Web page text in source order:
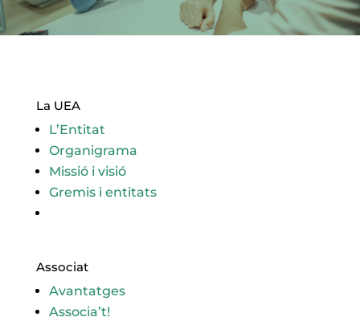
La UEA
L’Entitat
Organigrama
Missió i visió
Gremis i entitats
Associat
Avantatges
Associa’t!